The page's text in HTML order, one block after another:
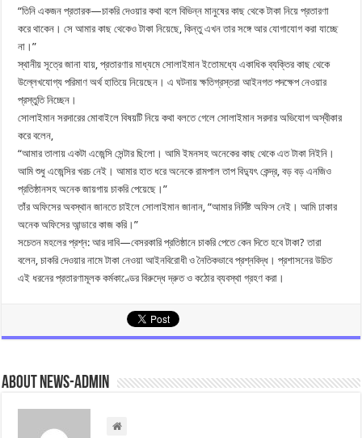
“তিনি একজন প্রতারক—চাকরি দেওয়ার কথা বলে বিভিন্ন মানুষের কাছ থেকে টাকা নিয়ে প্রতারণা
করে থাকেন। সে আমার কাছ থেকেও টাকা নিয়েছে, কিন্তু এখন তার সঙ্গে আর যোগাযোগ করা যাচ্ছে
না।”
স্থানীয় সূত্রে জানা যায়, প্রতারণার মাধ্যমে সোলাইমান ইতোমধ্যে একাধিক ব্যক্তির কাছ থেকে
উল্লেখযোগ্য পরিমাণ অর্থ হাতিয়ে নিয়েছেন। এ ঘটনায় ক্ষতিগ্রস্তরা আইনগত পদক্ষেপ নেওয়ার
প্রস্তুতি নিচ্ছেন।
সোলাইমান সরদারের মোবাইলে বিষয়টি নিয়ে কথা বলতে গেলে সোলাইমান সরদার অভিযোগ অস্বীকার
করে বলেন,
“আমার তালায় একটা এজেন্সি সেন্টার ছিলো। আমি ইমনসহ অনেকের কাছ থেকে এত টাকা নিইনি।
আমি শুধু এজেন্সির খরচ নেই। আমার হাত ধরে অনেকে রামপাল তাপ বিদ্যুৎ কেন্দ্র, বড় বড় এনজিও
প্রতিষ্ঠানসহ অনেক জায়গায় চাকরি পেয়েছে।”
তাঁর অফিসের অবস্থান জানতে চাইলে সোলাইমান জানান, “আমার নির্দিষ্ট অফিস নেই। আমি ঢাকার
অনেক অফিসের আন্ডারে কাজ করি।”
সচেতন মহলের প্রশ্ন: আর দাবি—বেসরকারি প্রতিষ্ঠানে চাকরি পেতে কেন দিতে হবে টাকা? তারা
বলেন, চাকরি দেওয়ার নামে টাকা নেওয়া আইনবিরোধী ও নৈতিকভাবে প্রশ্নবিদ্ধ। প্রশাসনের উচিত
এই ধরনের প্রতারণামূলক কর্মকাণ্ডের বিরুদ্ধে দ্রুত ও কঠোর ব্যবস্থা গ্রহণ করা।
About news-admin